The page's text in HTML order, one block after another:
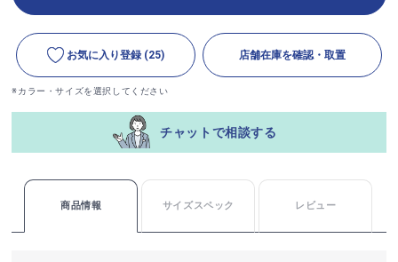
お気に入り登録 (25) 店舗在庫を確認・取置
※カラー・サイズを選択してください
チャットで相談する
商品情報 サイズスペック レビュー